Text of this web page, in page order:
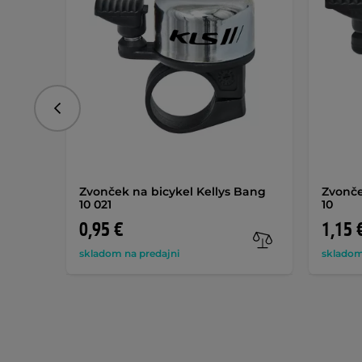
Zvonček na bicykel Kellys Bang
10 021
0,95 €
skladom na predajni
10
1,15
Predchádzajúce